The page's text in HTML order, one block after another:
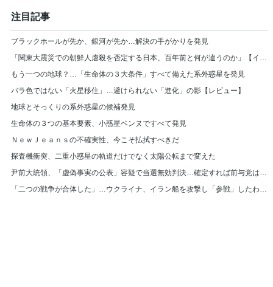
注目記事
ブラックホールが先か、銀河が先か…解決の手がかりを発見
「関東大震災での朝鮮人虐殺を否定する日本、百年前と何が違うのか」【インタビュー】
もう一つの地球？…「生命体の３大条件」すべて備えた系外惑星を発見
バラ色ではない「火星移住」…避けられない「進化」の影【レビュー】
地球とそっくりの系外惑星の候補発見
生命体の３つの基本要素、小惑星ベンヌですべて発見
ＮｅｗＪｅａｎｓの不確実性、今こそ払拭すべきだ
探査機衝突、二重小惑星の軌道だけでなく太陽公転まで変えた
尹前大統領、「虚偽事実の公表」容疑で当選無効判決…確定すれば前与党は選挙費返還
「二つの戦争が合体した」…ウクライナ、イラン船を攻撃し「参戦」したわけは